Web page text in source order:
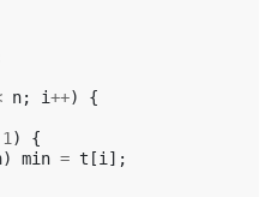
n; i++)
{
1 )
{
) min = t [i ];